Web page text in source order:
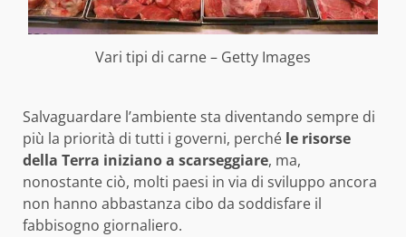
Vari tipi di carne – Getty Images
Salvaguardare l’ambiente sta diventando sempre di
più la priorità di tutti i governi, perché le risorse
della Terra iniziano a scarseggiare, ma,
nonostante ciò, molti paesi in via di sviluppo ancora
non hanno abbastanza cibo da soddisfare il
fabbisogno giornaliero.